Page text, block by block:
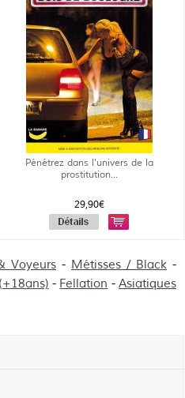
Pénétrez dans l'univers de la
prostitution...
29,90€
Voyeurs - Métisses / Black -
- Fellation -Asiatiques